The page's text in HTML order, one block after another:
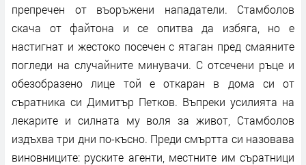
препречен от въоръжени нападатели. Стамболов
скача от файтона и се опитва да избяга, но е
настигнат и жестоко посечен с ятаган пред смаяните
погледи на случайните минувачи. С отсечени ръце и
обезобразено лице той е откаран в дома си от
съратника си Димитър Петков. Въпреки усилията на
лекарите и силната му воля за живот, Стамболов
издъхва три дни по-късно. Преди смъртта си назовава
виновниците: руските агенти, местните им съратници